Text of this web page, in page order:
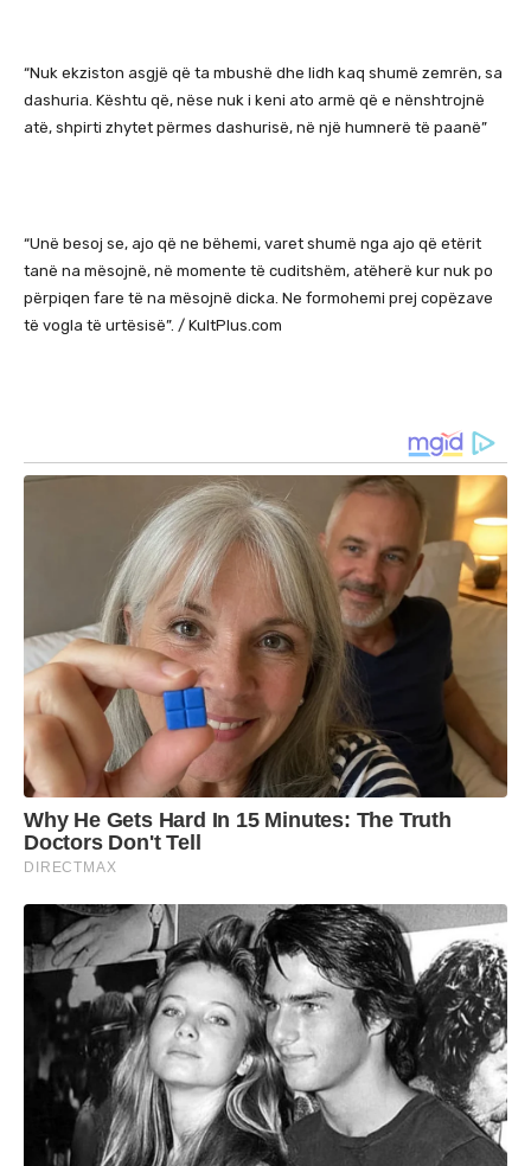
“Nuk ekziston asgjë që ta mbushë dhe lidh kaq shumë zemrën, sa
dashuria. Kështu që, nëse nuk i keni ato armë që e nënshtrojnë
atë, shpirti zhytet përmes dashurisë, në një humnerë të paanë”
“Unë besoj se, ajo që ne bëhemi, varet shumë nga ajo që etërit
tanë na mësojnë, në momente të cuditshëm, atëherë kur nuk po
përpiqen fare të na mësojnë dicka. Ne formohemi prej copëzave
të vogla të urtësisë”. / KultPlus.com